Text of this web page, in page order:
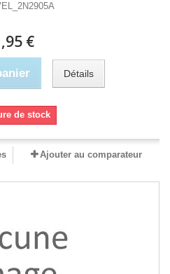
€
Détails
de stock
Ajouter au comparateur